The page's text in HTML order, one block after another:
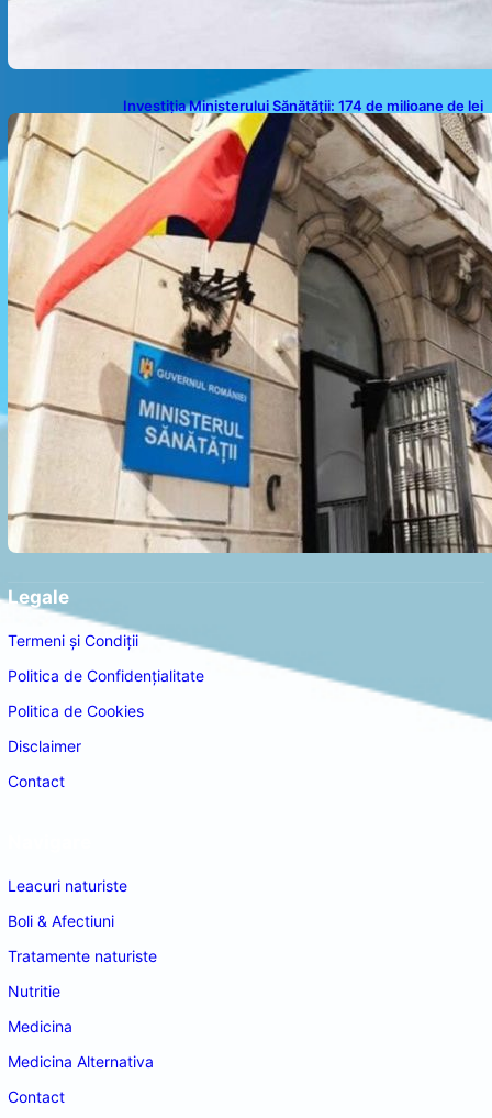
Investiția Ministerului Sănătății: 174 de milioane de lei
pentru modernizarea sistemului sanitar din România
Legale
Termeni și Condiții
Politica de Confidențialitate
Politica de Cookies
Disclaimer
Contact
Leacuri naturiste
Boli & Afectiuni
Tratamente naturiste
Nutritie
Medicina
Medicina Alternativa
Contact